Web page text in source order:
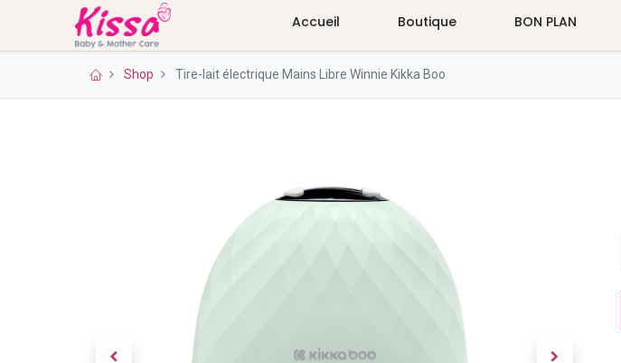
Accueil Boutique BON PLAN
Shop Tire-lait électrique Mains Libre Winnie Kikka Boo